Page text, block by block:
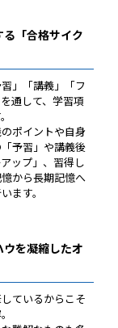
「合格サイク
」「講義」「フ
通して、学習項
ポイントや自身
予習」や講義後
ップ」、習得し
から長期記憶へ
ます。
を凝縮したオ
ているからこそ